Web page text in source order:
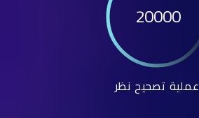
20000
عملية تصحيح نظر